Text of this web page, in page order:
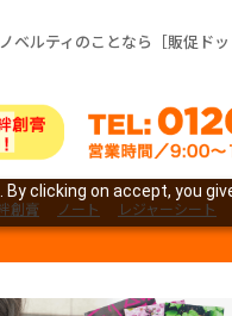
clicking on accept, you
ルティのことなら［販促ドッ
創膏 ノート レジャーシート